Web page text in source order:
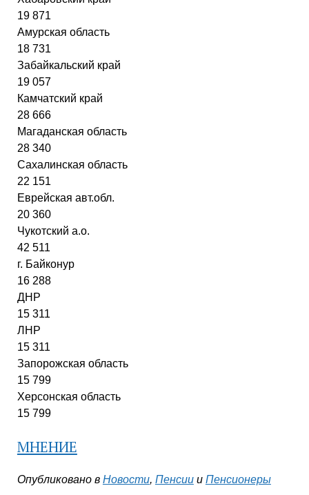
19 871
Амурская область
18 731
Забайкальский край
19 057
Камчатский край
28 666
Магаданская область
28 340
Сахалинская область
22 151
Еврейская авт.обл.
20 360
Чукотский а.о.
42 511
г. Байконур
16 288
ДНР
15 311
ЛНР
15 311
Запорожская область
15 799
Херсонская область
15 799
МНЕНИЕ
Опубликовано в Новости, Пенсиии Пенсионеры